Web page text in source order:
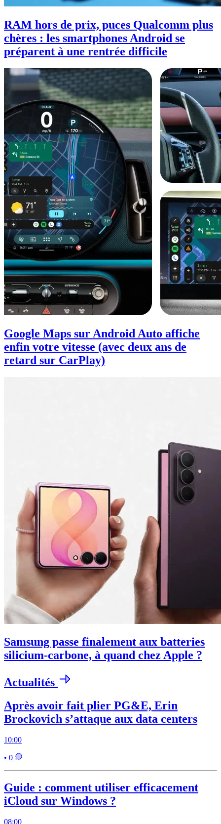
RAM hors de prix, puces Qualcomm plus
chères : les smartphones Android se
préparent à une rentrée difficile
Google Maps sur Android Auto affiche
enfin votre vitesse (avec deux ans de
retard sur CarPlay)
Samsung passe finalement aux batteries
silicium-carbone, à quand chez Apple ?
Actualités
Après avoir fait plier PG&E, Erin
Brockovich s’attaque aux data centers
10:00
• 0
Guide : comment utiliser efficacement
iCloud sur Windows ?
08:00